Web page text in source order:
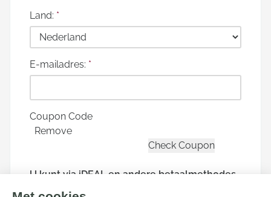
Land: *
E-mailadres: *
Coupon Code
Remove
U kunt via iDEAL en andere betaalmethodes
doneren. Hierna wordt u doorgeleid naar de